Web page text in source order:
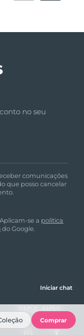
no seu
comunicações
que posso cancelar
se a política
do Google.
SIGA-NOS
Iniciar chat
Comprar